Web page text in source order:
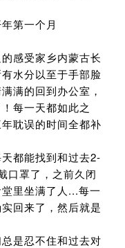
第一个月
感受家乡内蒙古长
水分以至于手部脸
满的回到办公室，
每一天都如此之
耽误的时间全都补
都能找到和过去2-
口罩了，之前久闭
里坐满了人...每一
回来了，然后就是
是忍不住和过去对